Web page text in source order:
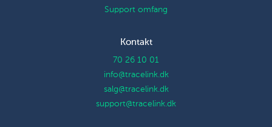
Support omfang
Kontakt
70 26 10 01
info@tracelink.dk
salg@tracelink.dk
support@tracelink.dk